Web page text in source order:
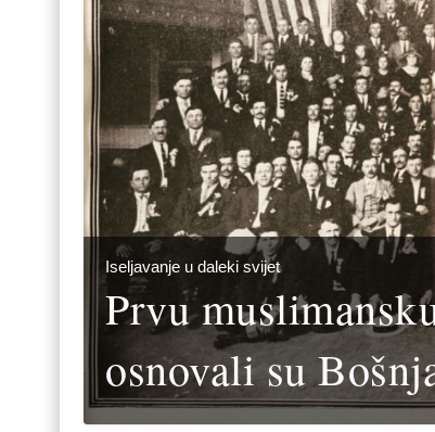
Iseljavanje u daleki svijet
Prvu
osnovali su